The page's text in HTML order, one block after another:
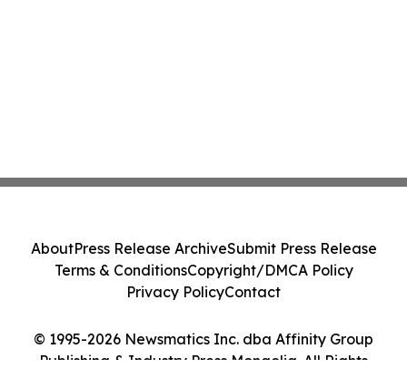
© 1995-2026 Newsmatics Inc. dba Affinity Group
Publishing & Industry Press Mongolia. All Rights
AboutPress Release ArchiveSubmit Press Release
Terms & ConditionsCopyright/DMCA Policy
Privacy PolicyContact